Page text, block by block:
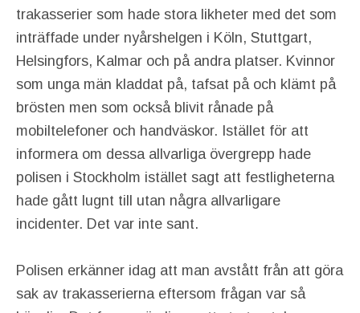
trakasserier som hade stora likheter med det som
inträffade under nyårshelgen i Köln, Stuttgart,
Helsingfors, Kalmar och på andra platser. Kvinnor
som unga män kladdat på, tafsat på och klämt på
brösten men som också blivit rånade på
mobiltelefoner och handväskor. Istället för att
informera om dessa allvarliga övergrepp hade
polisen i Stockholm istället sagt att festligheterna
hade gått lugnt till utan några allvarligare
incidenter. Det var inte sant.
Polisen erkänner idag att man avstått från att göra
sak av trakasserierna eftersom frågan var så